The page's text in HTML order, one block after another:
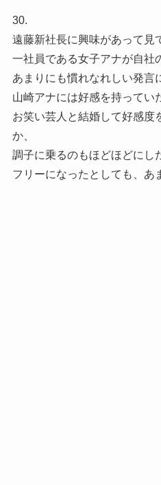
30.
遠藤新社長に興味があって見
一社員である女子アナが自社
あまりにも慣れなれしい発言
山崎アナには好感を持ってい
お笑い芸人と結婚して好感度
か、
調子に乗るのもほどほどにし
フリーになったとしても、あ